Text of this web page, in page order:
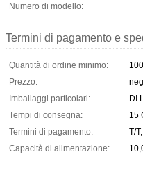
Numero di modello:
Termini di pagamento e
Quantità di ordine minimo:
Prezzo:
Imballaggi particolari:
DI
Tempi di consegna:
15
Termini di pagamento:
T/
Capacità di alimentazione: